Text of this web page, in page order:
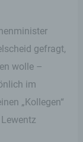
gefragt,
wolle –
im
„Kollegen“